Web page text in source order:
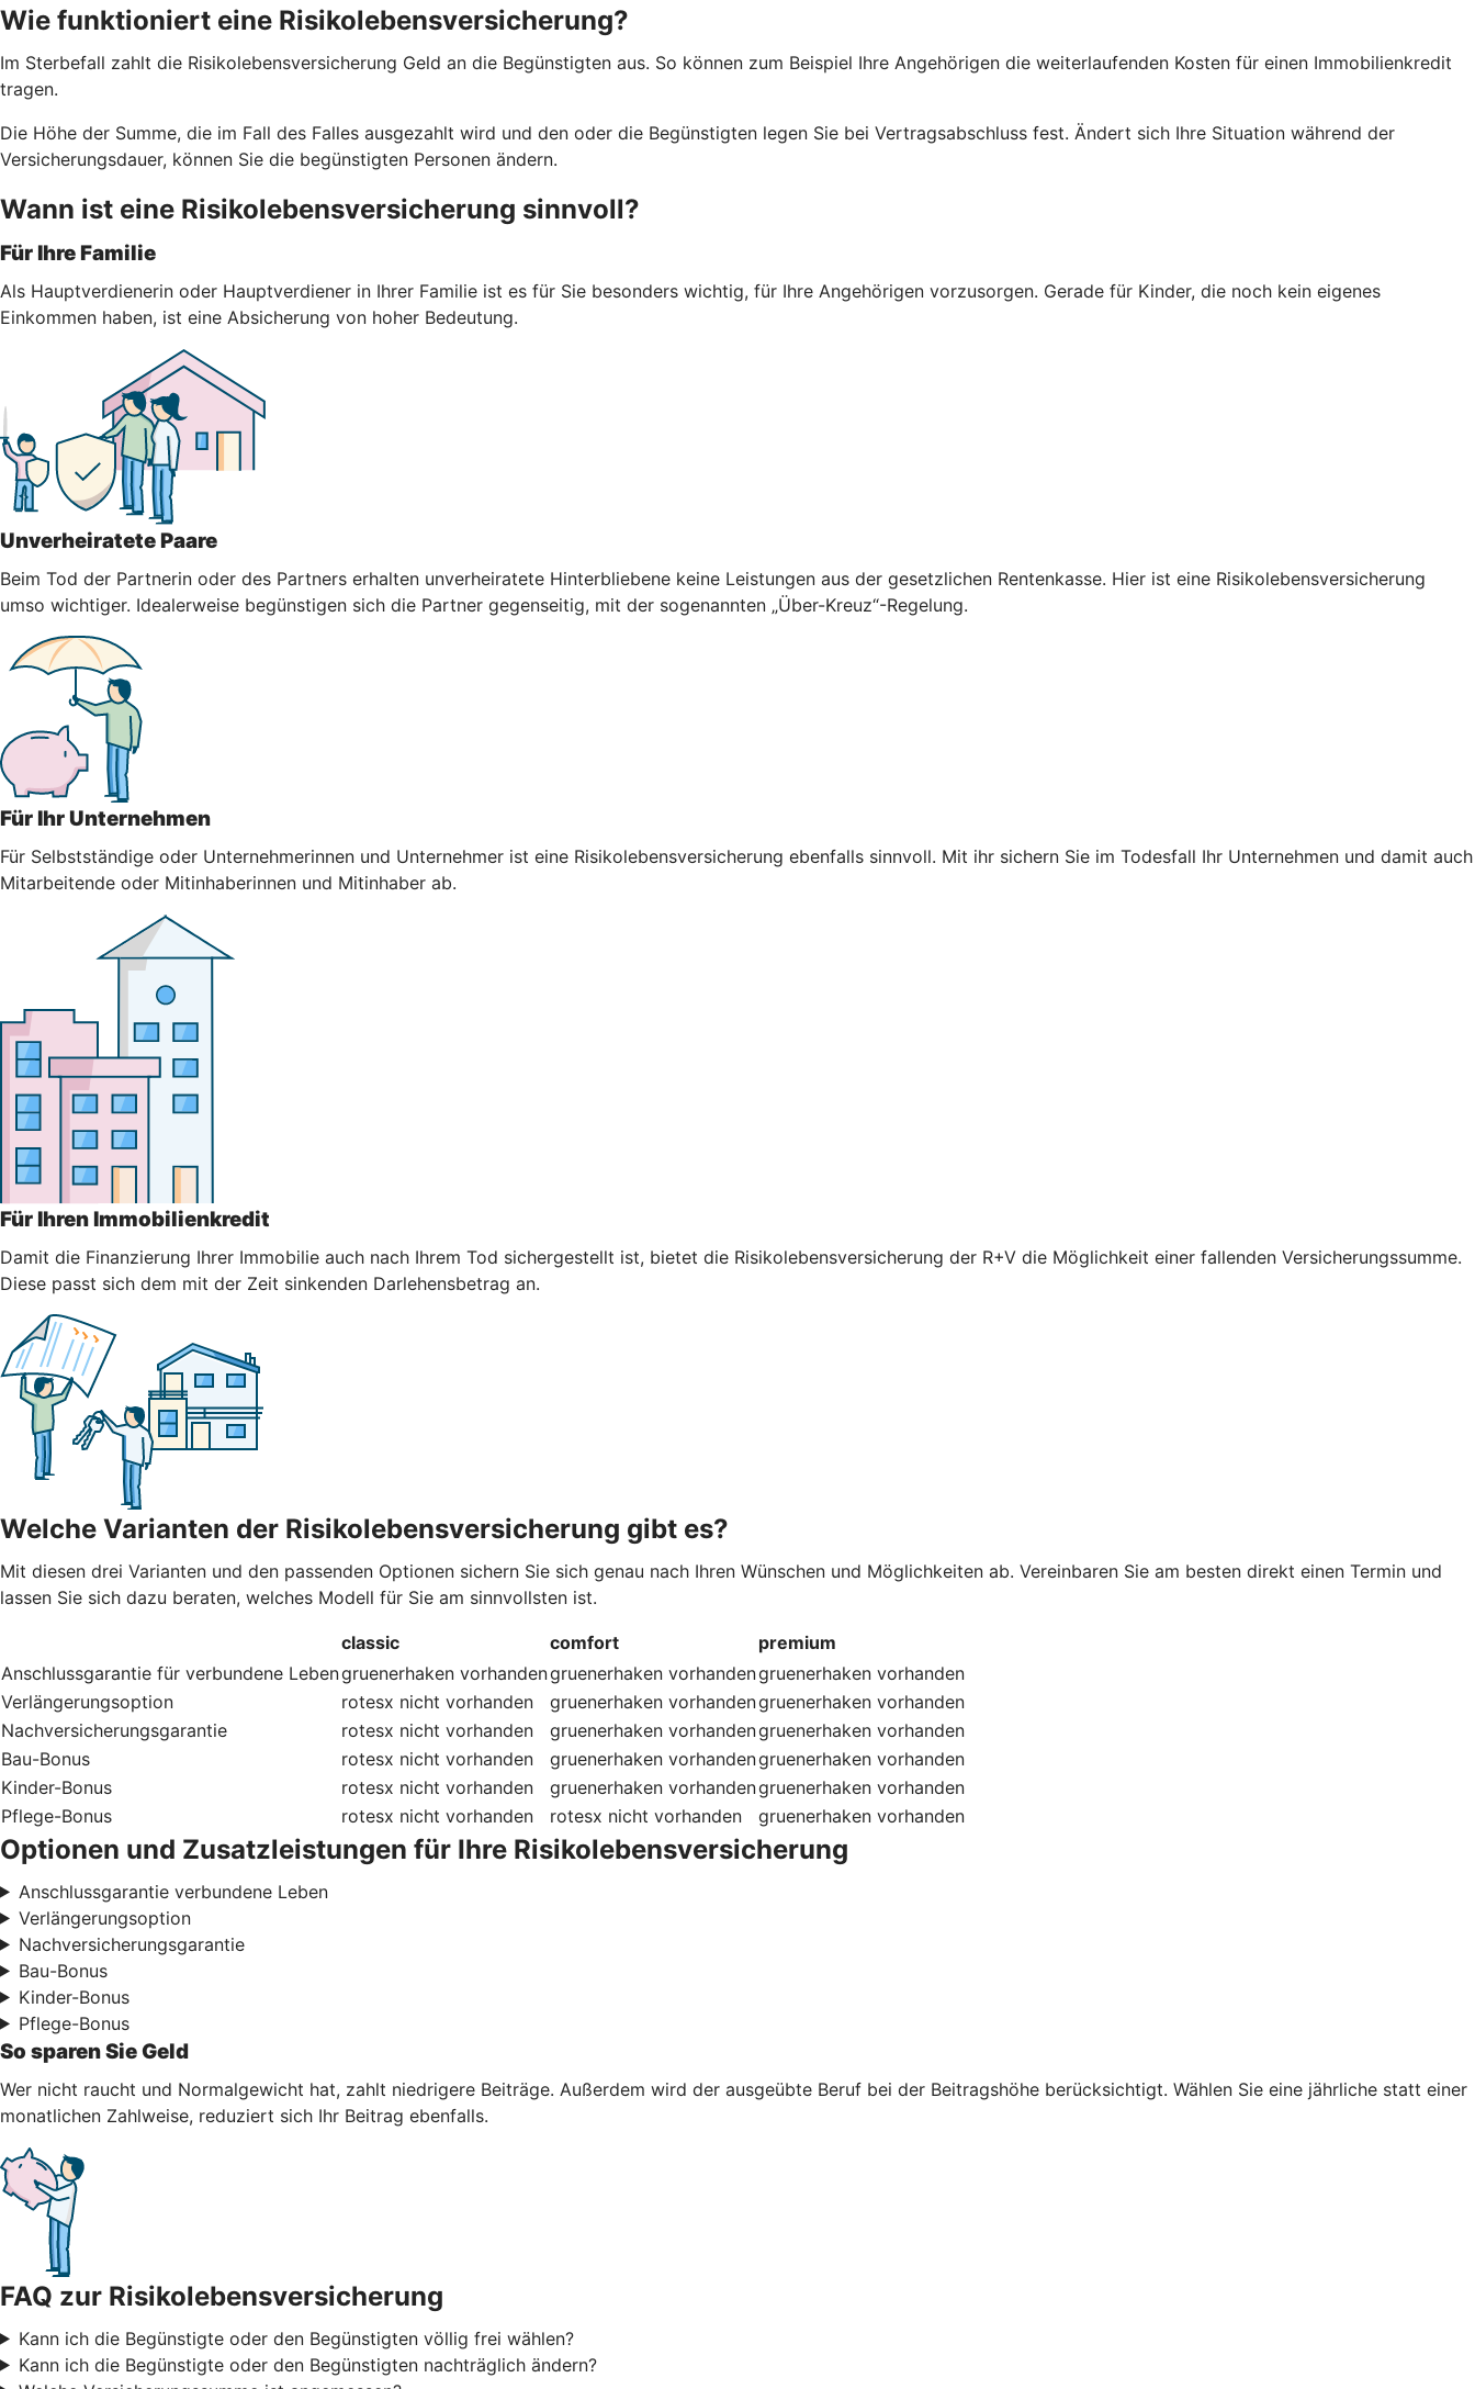
Wie funktioniert eine Risikolebensversicherung?
Im Sterbefall zahlt die Risikolebensversicherung Geld an die Begünstigten aus. So können zum Beispiel Ihre Angehörigen die weiterlaufenden Kosten für einen Immobilienkredit
tragen.
Die Höhe der Summe, die im Fall des Falles ausgezahlt wird und den oder die Begünstigten legen Sie bei Vertragsabschluss fest. Ändert sich Ihre Situation während der
Versicherungsdauer, können Sie die begünstigten Personen ändern.
Wann ist eine Risikolebensversicherung sinnvoll?
Für Ihre Familie
Als Hauptverdienerin oder Hauptverdiener in Ihrer Familie ist es für Sie besonders wichtig, für Ihre Angehörigen vorzusorgen. Gerade für Kinder, die noch kein eigenes
Einkommen haben, ist eine Absicherung von hoher Bedeutung.
Unverheiratete Paare
Beim Tod der Partnerin oder des Partners erhalten unverheiratete Hinterbliebene keine Leistungen aus der gesetzlichen Rentenkasse. Hier ist eine Risikolebensversicherung
umso wichtiger. Idealerweise begünstigen sich die Partner gegenseitig, mit der sogenannten „Über-Kreuz“-Regelung.
Für Ihr Unternehmen
Für Selbstständige oder Unternehmerinnen und Unternehmer ist eine Risikolebensversicherung ebenfalls sinnvoll. Mit ihr sichern Sie im Todesfall Ihr Unternehmen und damit auch
Mitarbeitende oder Mitinhaberinnen und Mitinhaber ab.
Für Ihren Immobilienkredit
Damit die Finanzierung Ihrer Immobilie auch nach Ihrem Tod sichergestellt ist, bietet die Risikolebensversicherung der R+V die Möglichkeit einer fallenden Versicherungssumme.
Diese passt sich dem mit der Zeit sinkenden Darlehensbetrag an.
Welche Varianten der Risikolebensversicherung gibt es?
Mit diesen drei Varianten und den passenden Optionen sichern Sie sich genau nach Ihren Wünschen und Möglichkeiten ab. Vereinbaren Sie am besten direkt einen Termin und
lassen Sie sich dazu beraten, welches Modell für Sie am sinnvollsten ist.
classic comfort
premium
Anschlussgarantie für verbundene Lebengruenerhaken vorhandengruenerhaken vorhandengruenerhaken vorhanden
Verlängerungsoption
rotesx nicht vorhanden gruenerhaken vorhandengruenerhaken vorhanden
Nachversicherungsgarantie
rotesx nicht vorhanden gruenerhaken vorhandengruenerhaken vorhanden
Bau-Bonus
rotesx nicht vorhanden gruenerhaken vorhandengruenerhaken vorhanden
Kinder-Bonus
rotesx nicht vorhanden gruenerhaken vorhandengruenerhaken vorhanden
Pflege-Bonus
rotesx nicht vorhanden rotesx nicht vorhanden gruenerhaken vorhanden
Optionen und Zusatzleistungen für Ihre Risikolebensversicherung
Anschlussgarantie verbundene Leben
Verlängerungsoption
Nachversicherungsgarantie
Bau-Bonus
Kinder-Bonus
Pflege-Bonus
So sparen Sie Geld
Wer nicht raucht und Normalgewicht hat, zahlt niedrigere Beiträge. Außerdem wird der ausgeübte Beruf bei der Beitragshöhe berücksichtigt. Wählen Sie eine jährliche statt einer
monatlichen Zahlweise, reduziert sich Ihr Beitrag ebenfalls.
FAQ zur Risikolebensversicherung
Kann ich die Begünstigte oder den Begünstigten völlig frei wählen?
Kann ich die Begünstigte oder den Begünstigten nachträglich ändern?